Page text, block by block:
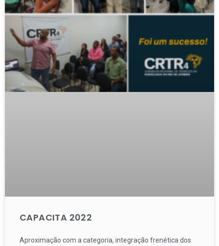
CAPACITA 2022
Aproximação com a categoria, integração frenética dos